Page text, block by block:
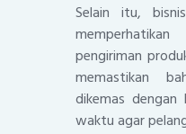
Selain itu,
pengiriman
memastikan
dikemas
waktu agar